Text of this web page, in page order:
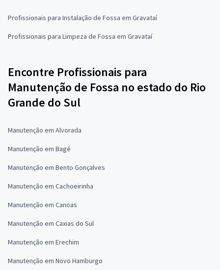
Profissionais para Instalação de Fossa em Gravataí
Profissionais para Limpeza de Fossa em Gravataí
Encontre Profissionais para
Manutenção de Fossa no estado do Rio
Grande do Sul
Manutenção em Alvorada
Manutenção em Bagé
Manutenção em Bento Gonçalves
Manutenção em Cachoeirinha
Manutenção em Canoas
Manutenção em Caxias do Sul
Manutenção em Erechim
Manutenção em Novo Hamburgo